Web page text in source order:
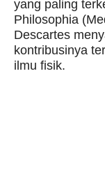
yang paling
Philosophia
Descartes
kontribusinya
ilmu fisik.